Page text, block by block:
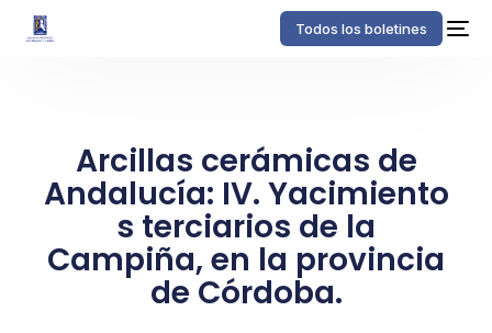
Todos los boletines
Arcillas cerámicas de
Andalucía: IV. Yacimiento
s terciarios de la
Campiña, en la provincia
de Córdoba.